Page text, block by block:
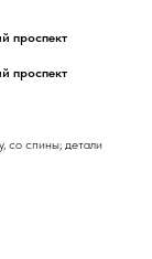
проспект
проспект
со спины; детали